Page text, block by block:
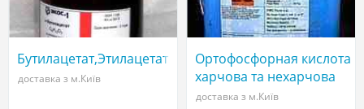
Бутилацетат,Этилацетат
доставка з м.Київ
Ортофосфорная кислота
харчова та нехарчова
доставка з м.Київ